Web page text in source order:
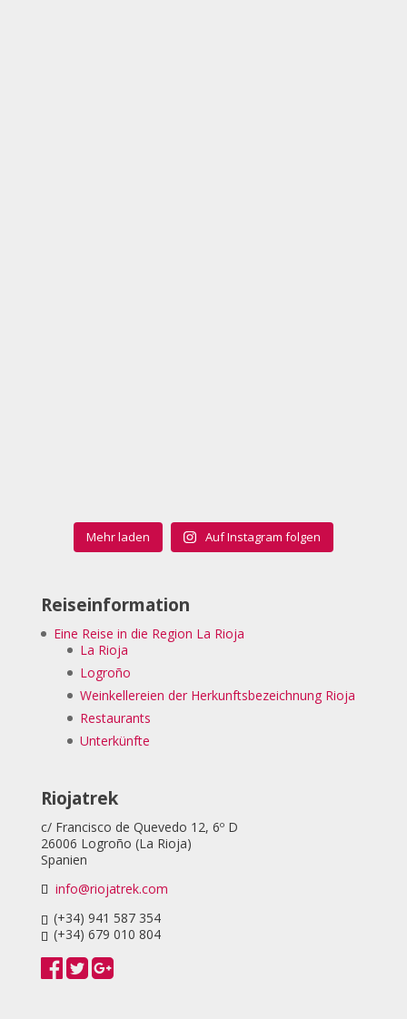
Mehr laden Auf Instagram folgen
Reiseinformation
Eine Reise in die Region La Rioja
La Rioja
Logroño
Weinkellereien der Herkunftsbezeichnung Rioja
Restaurants
Unterkünfte
Riojatrek
c/ Francisco de Quevedo 12, 6º D
26006 Logroño (La Rioja)
Spanien
info@riojatrek.com
(+34) 941 587 354
(+34) 679 010 804